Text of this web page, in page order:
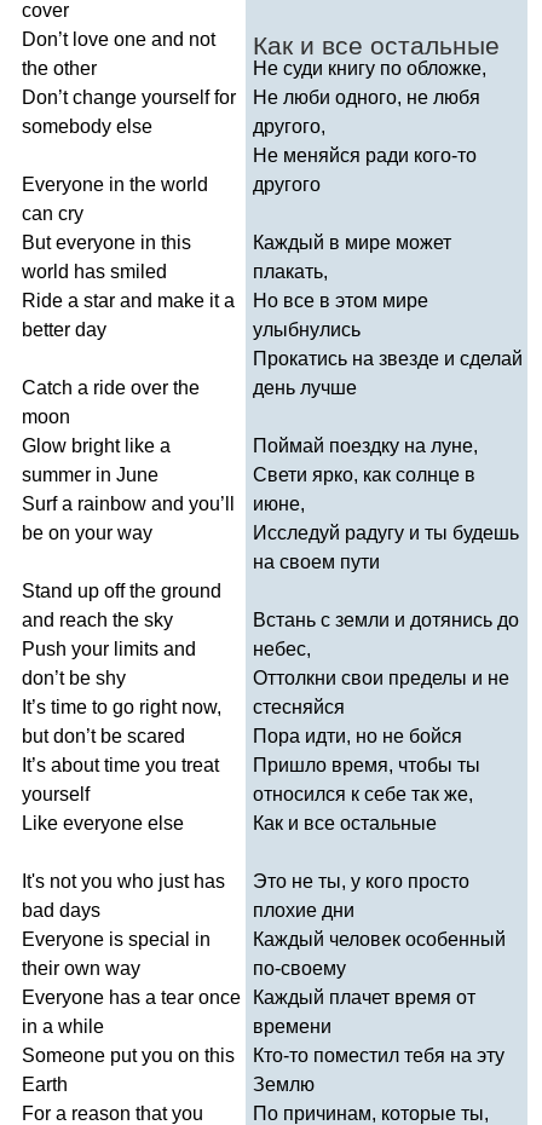
cover
Don’t love one and not
the other
Don’t change yourself for
somebody else
Everyone in the world
can cry
But everyone in this
world has smiled
Ride a star and make it a
better day
Catch a ride over the
moon
Glow bright like a
summer in June
Surf a rainbow and you’
be on your way
Stand up off the ground
and reach the sky
Push your limits and
don’t be shy
It’s time to go right now,
but don’t be scared
It’s about time you treat
yourself
Like everyone else
It's not you who just has
bad days
Everyone is special in
their own way
Everyone has a tear once
in a while
Someone put you on this
Earth
For a reason that you
Как и все остальные
Не суди книгу по обложке,
Не люби одного, не любя
другого,
Не меняйся ради кого-то
другого
Каждый в мире может
плакать,
Но все в этом мире
улыбнулись
Прокатись на звезде и сделай
день лучше
Поймай поездку на луне,
Свети ярко, как солнце в
июне,
Исследуй радугу и ты будешь
на своем пути
Встань с земли и дотянись до
небес,
Оттолкни свои пределы и не
стесняйся
Пора идти, но не бойся
Пришло время, чтобы ты
относился к себе так же,
Как и все остальные
Это не ты, у кого просто
плохие дни
Каждый человек особенный
по-своему
Каждый плачет время от
времени
Кто-то поместил тебя на эту
Землю
По причинам, которые ты,